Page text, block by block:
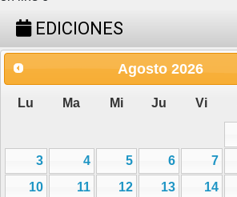
EDICIONES
Agosto 2026
Lu Ma Mi Ju Vi
3
4 5 6 7
10
11 12 13 14